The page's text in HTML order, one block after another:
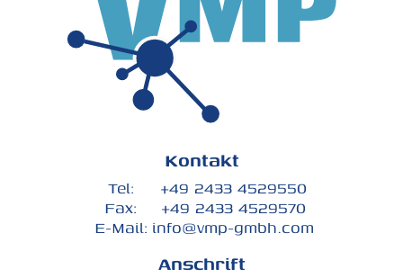
Kontakt
Tel:
+49 2433 4529550
Fax:
+49 2433 4529570
E-Mail: info@vmp-gmbh.com
Anschrift